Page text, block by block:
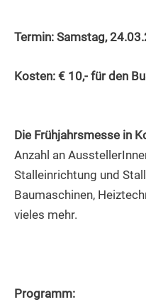
Termin: Samstag,
Kosten: € 10,- für den
Die Frühjahrsmesse in
Anzahl an
Stalleinrichtung und
Baumaschinen,
vieles mehr.
Programm: